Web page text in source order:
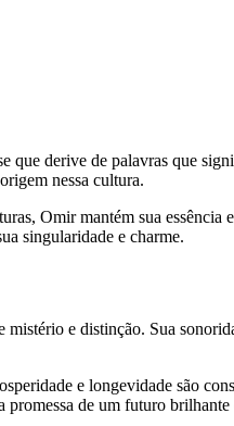
que derive de palavras que
nessa cultura.
Omir mantém sua
singularidade e charme.
e distinção. Sua
e longevidade são
de um futuro